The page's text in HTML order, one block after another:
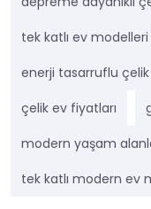
tek katlı ev
enerji tasarruflu
çelik ev fiyatları
modern yaşam
tek katlı modern ev